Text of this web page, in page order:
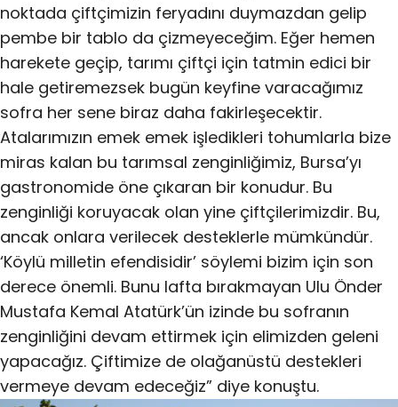
noktada çiftçimizin feryadını duymazdan gelip
pembe bir tablo da çizmeyeceğim. Eğer hemen
harekete geçip, tarımı çiftçi için tatmin edici bir
hale getiremezsek bugün keyfine varacağımız
sofra her sene biraz daha fakirleşecektir.
Atalarımızın emek emek işledikleri tohumlarla bize
miras kalan bu tarımsal zenginliğimiz, Bursa’yı
gastronomide öne çıkaran bir konudur. Bu
zenginliği koruyacak olan yine çiftçilerimizdir. Bu,
ancak onlara verilecek desteklerle mümkündür.
‘Köylü milletin efendisidir’ söylemi bizim için son
derece önemli. Bunu lafta bırakmayan Ulu Önder
Mustafa Kemal Atatürk’ün izinde bu sofranın
zenginliğini devam ettirmek için elimizden geleni
yapacağız. Çiftimize de olağanüstü destekleri
vermeye devam edeceğiz” diye konuştu.